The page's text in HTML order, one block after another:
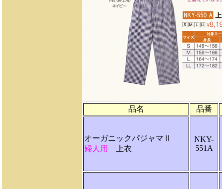
品名 品番
オーガニックパジャマⅡ
婦人用
上衣
NKY-
551A